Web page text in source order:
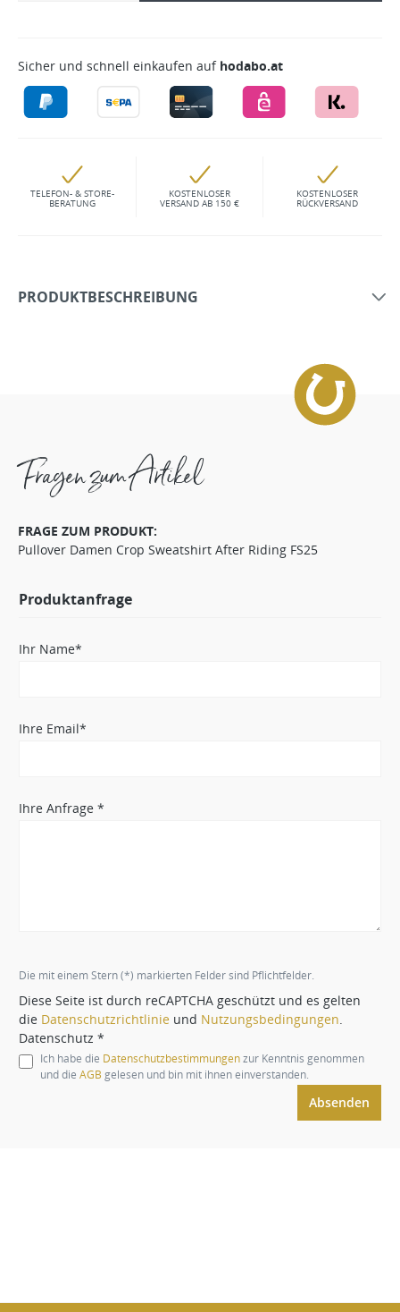
Sicher und schnell einkaufen auf hodabo.at
TELEFON- & STORE-
BERATUNG
KOSTENLOSER
VERSAND AB 150 €
KOSTENLOSER
RÜCKVERSAND
PRODUKTBESCHREIBUNG
Fragen zum Artikel
FRAGE ZUM PRODUKT:
Pullover Damen Crop Sweatshirt After Riding FS25
Produktanfrage
Ihr Name*
Ihre Email*
Ihre Anfrage *
Die mit einem Stern (*) markierten Felder sind Pflichtfelder.
Diese Seite ist durch reCAPTCHA geschützt und es gelten
die Datenschutzrichtlinie und Nutzungsbedingungen
Datenschutz *
Ich habe die Datenschutzbestimmungenzur Kenntnis genommen
und die AGB gelesen und bin mit ihnen einverstanden.
Absenden